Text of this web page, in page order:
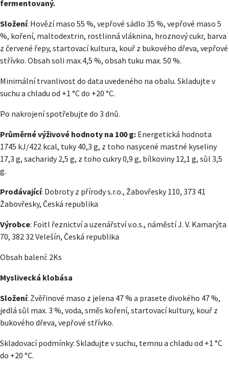
fermentovaný.
Složení: Hovězí maso 55 %, vepřové sádlo 35 %, vepřové maso 5
%, koření, maltodextrin, rostlinná vláknina, hroznový cukr, barva
z červené řepy, startovací kultura, kouř z bukového dřeva, vepřové
střívko. Obsah soli max.4,5 %, obsah tuku max. 50 %.
Minimální trvanlivost do data uvedeného na obalu. Skladujte v
suchu a chladu od +1 °C do +20 °C.
Po nakrojení spotřebujte do 3 dnů.
Průměrné výživové hodnoty na 100 g: Energetická hodnota
1745 kJ/422 kcal, tuky 40,3 g, z toho nasycené mastné kyseliny
17,3 g, sacharidy 2,5 g, z toho cukry 0,9 g, bílkoviny 12,1 g, sůl 3,5
g.
Prodávající: Dobroty z přírody s.r.o., Žabovřesky 110, 373 41
Žabovřesky, Česká republika
Výrobce: Foitl řeznictví a uzenářství v.o.s., náměstí J. V. Kamarýta
70, 382 32 Velešín, Česká republika
Obsah balení: 2Ks
Myslivecká klobása
Složení: Zvěřinové maso z jelena 47 % a prasete divokého 47 %,
jedlá sůl max. 3 %, voda, směs koření, startovací kultury, kouř z
bukového dřeva, vepřové střívko.
Skladovací podmínky: Skladujte v suchu, temnu a chladu od +1 °C
do +20 °C.